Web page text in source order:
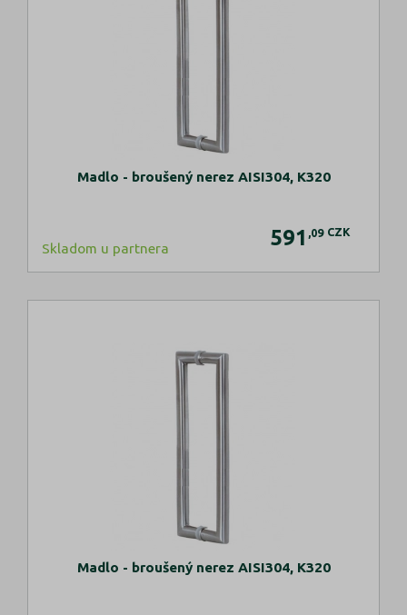
Madlo - broušený nerez AISI304, K320
Skladom u partnera 591 ,09 CZK
Madlo - broušený nerez AISI304, K320